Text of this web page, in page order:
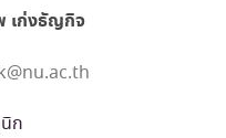
เก่งธัญกิจ
ก